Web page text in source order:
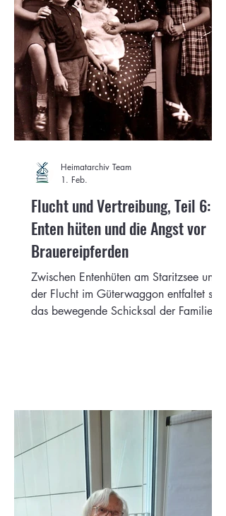
Flucht und Vertreibung, Teil 6:
Enten hüten und die Angst vor
Brauereipferden
Zwischen Entenhüten am Staritzsee und
der Flucht im Güterwaggon entfaltet sich
das bewegende Schicksal der Familie
Heimatarchiv Team
1. Feb.